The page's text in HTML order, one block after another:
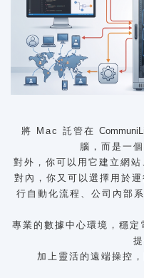
將 Mac 託管在
腦，而是一
對外，你可以用它建立網
對內，你又可以選擇用於
行自動化流程、公司內部
專業的數據中心環境，穩
加上靈活的遠端操控